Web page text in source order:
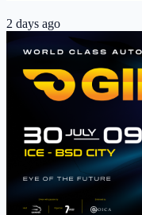
2 days ago